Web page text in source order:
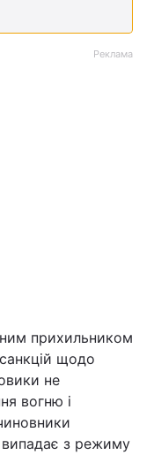
Реклама
прихильником
щодо
не
вогню і
з режиму